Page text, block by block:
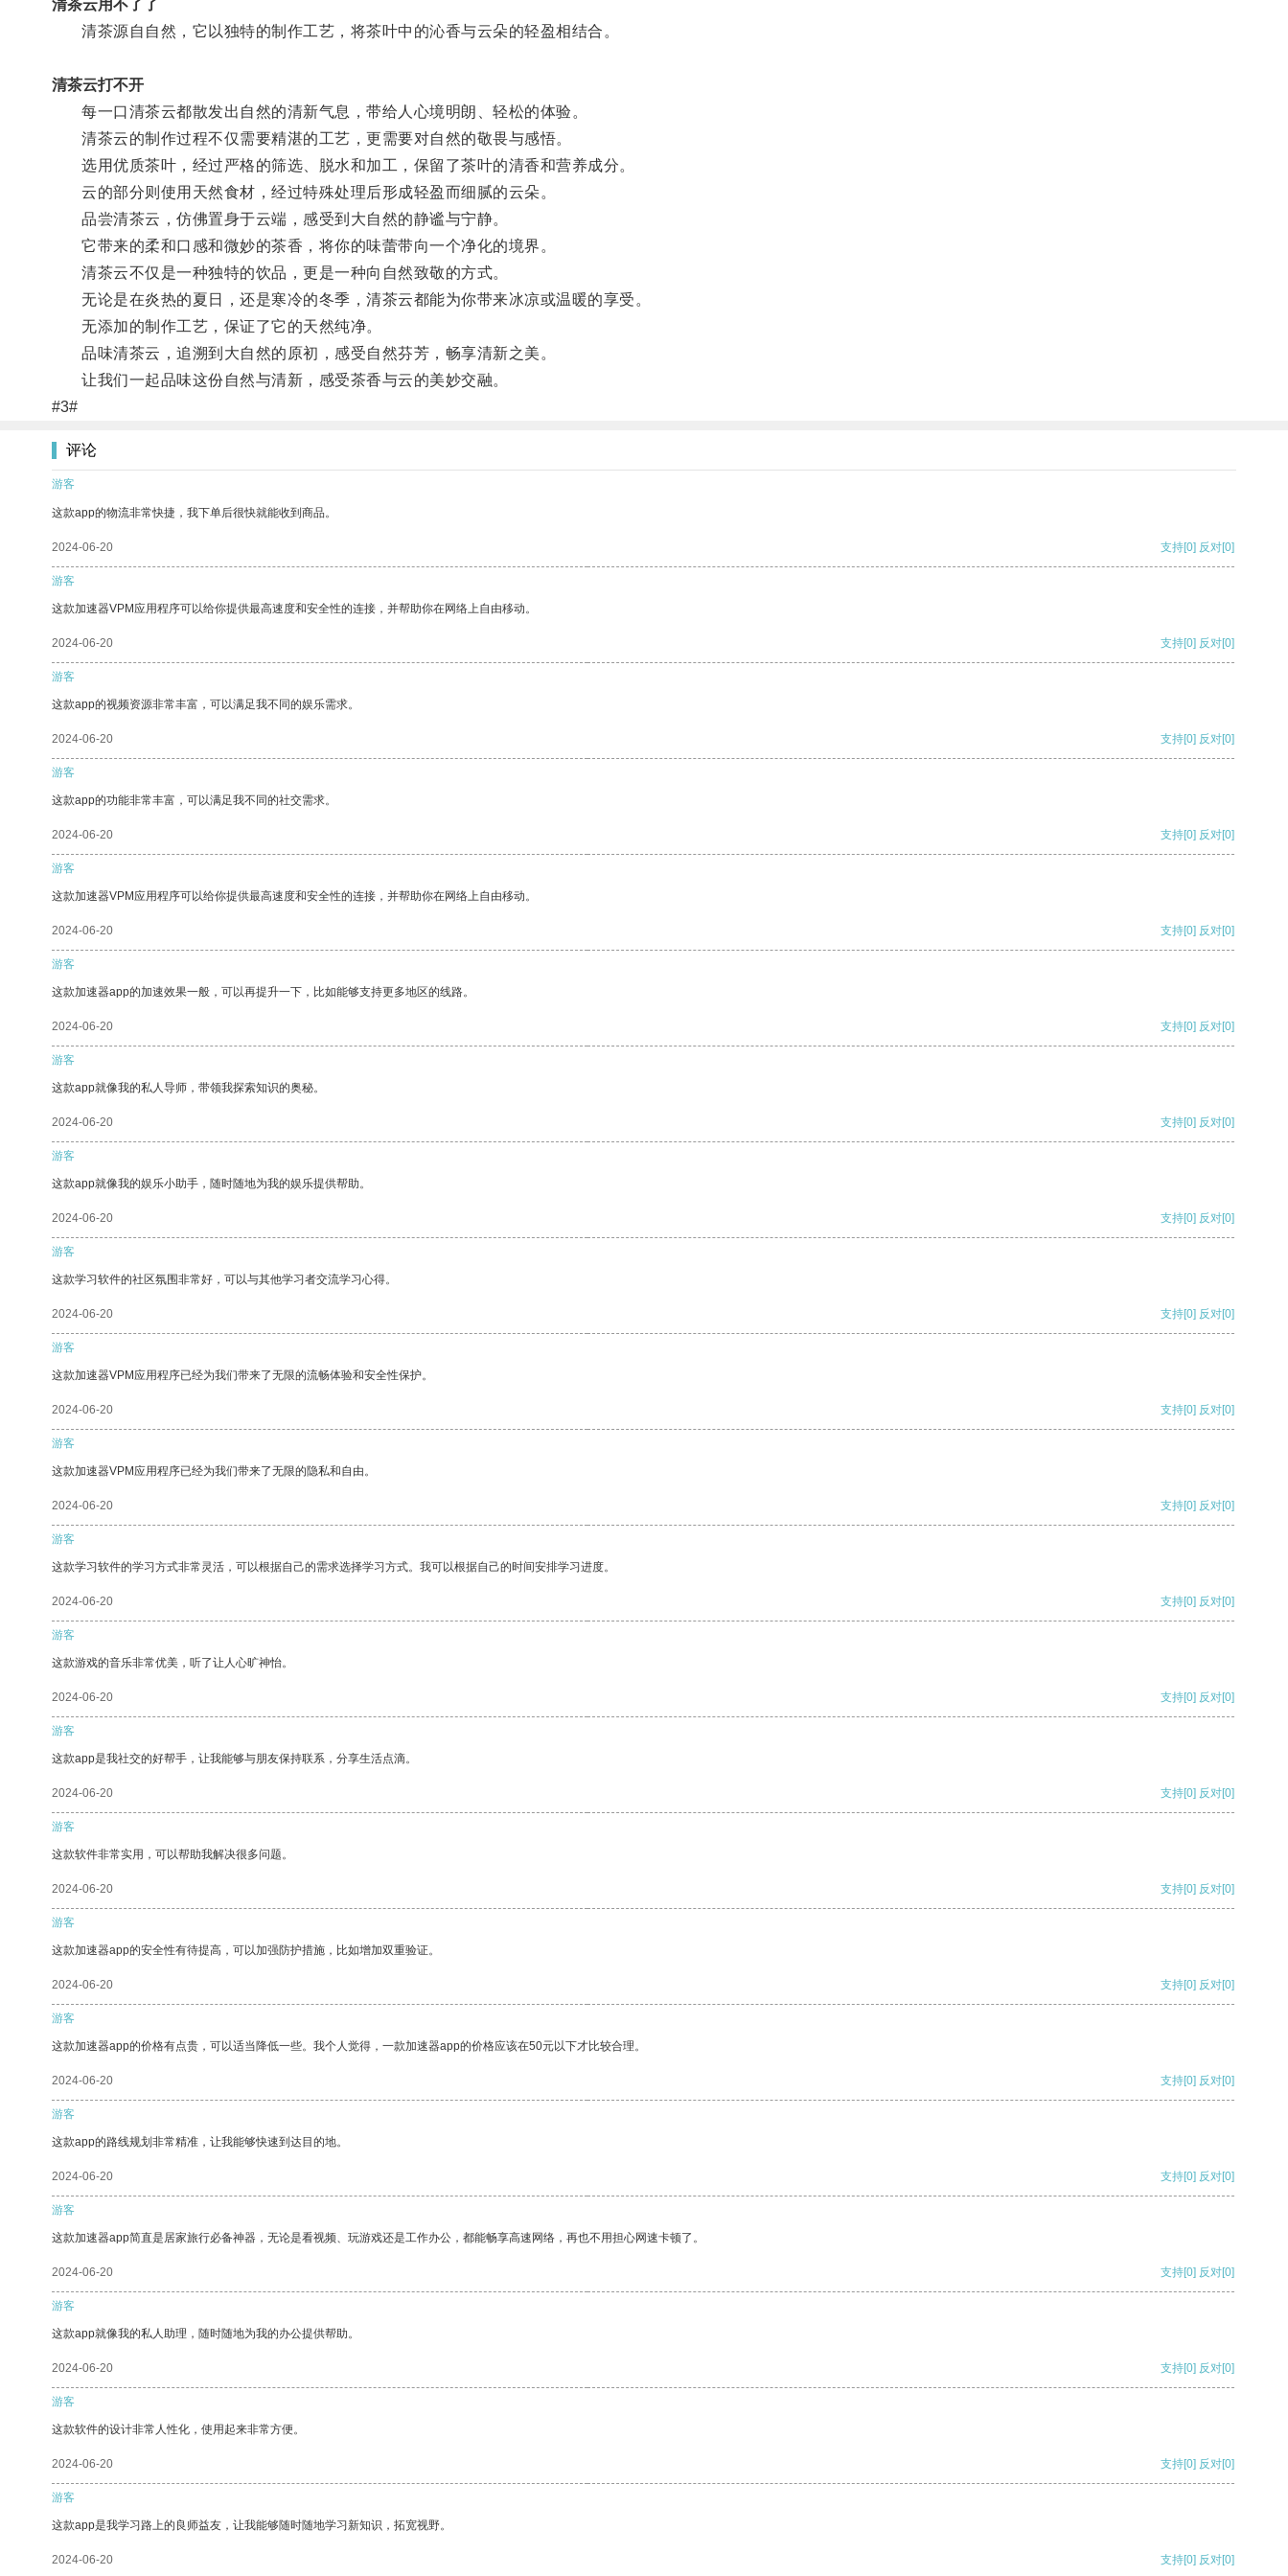
清茶云用不了了
清茶源自自然，它以独特的制作工艺，将茶叶中的沁香与云朵的轻盈相结合。
清茶云打不开
每一口清茶云都散发出自然的清新气息，带给人心境明朗、轻松的体验。
清茶云的制作过程不仅需要精湛的工艺，更需要对自然的敬畏与感悟。
选用优质茶叶，经过严格的筛选、脱水和加工，保留了茶叶的清香和营养成分。
云的部分则使用天然食材，经过特殊处理后形成轻盈而细腻的云朵。
品尝清茶云，仿佛置身于云端，感受到大自然的静谧与宁静。
它带来的柔和口感和微妙的茶香，将你的味蕾带向一个净化的境界。
清茶云不仅是一种独特的饮品，更是一种向自然致敬的方式。
无论是在炎热的夏日，还是寒冷的冬季，清茶云都能为你带来冰凉或温暖的享受。
无添加的制作工艺，保证了它的天然纯净。
品味清茶云，追溯到大自然的原初，感受自然芬芳，畅享清新之美。
让我们一起品味这份自然与清新，感受茶香与云的美妙交融。
#3#
评论
游客
这款app的物流非常快捷，我下单后很快就能收到商品。
2024-06-20 支持[0] 反对[0]
游客
这款加速器VPM应用程序可以给你提供最高速度和安全性的连接，并帮助你在网络上自由移动。
2024-06-20 支持[0] 反对[0]
游客
这款app的视频资源非常丰富，可以满足我不同的娱乐需求。
2024-06-20 支持[0] 反对[0]
游客
这款app的功能非常丰富，可以满足我不同的社交需求。
2024-06-20 支持[0] 反对[0]
游客
这款加速器VPM应用程序可以给你提供最高速度和安全性的连接，并帮助你在网络上自由移动。
2024-06-20 支持[0] 反对[0]
游客
这款加速器app的加速效果一般，可以再提升一下，比如能够支持更多地区的线路。
2024-06-20 支持[0] 反对[0]
游客
这款app就像我的私人导师，带领我探索知识的奥秘。
2024-06-20 支持[0] 反对[0]
游客
这款app就像我的娱乐小助手，随时随地为我的娱乐提供帮助。
2024-06-20 支持[0] 反对[0]
游客
这款学习软件的社区氛围非常好，可以与其他学习者交流学习心得。
2024-06-20 支持[0] 反对[0]
游客
这款加速器VPM应用程序已经为我们带来了无限的流畅体验和安全性保护。
2024-06-20 支持[0] 反对[0]
游客
这款加速器VPM应用程序已经为我们带来了无限的隐私和自由。
2024-06-20 支持[0] 反对[0]
游客
这款学习软件的学习方式非常灵活，可以根据自己的需求选择学习方式。我可以根据自己的时间安排学习进度。
2024-06-20 支持[0] 反对[0]
游客
这款游戏的音乐非常优美，听了让人心旷神怡。
2024-06-20 支持[0] 反对[0]
游客
这款app是我社交的好帮手，让我能够与朋友保持联系，分享生活点滴。
2024-06-20 支持[0] 反对[0]
游客
这款软件非常实用，可以帮助我解决很多问题。
2024-06-20 支持[0] 反对[0]
游客
这款加速器app的安全性有待提高，可以加强防护措施，比如增加双重验证。
2024-06-20 支持[0] 反对[0]
游客
这款加速器app的价格有点贵，可以适当降低一些。我个人觉得，一款加速器app的价格应该在50元以下才比较合理。
2024-06-20 支持[0] 反对[0]
游客
这款app的路线规划非常精准，让我能够快速到达目的地。
2024-06-20 支持[0] 反对[0]
游客
这款加速器app简直是居家旅行必备神器，无论是看视频、玩游戏还是工作办公，都能畅享高速网络，再也不用担心网速卡顿了。
2024-06-20 支持[0] 反对[0]
游客
这款app就像我的私人助理，随时随地为我的办公提供帮助。
2024-06-20 支持[0] 反对[0]
游客
这款软件的设计非常人性化，使用起来非常方便。
2024-06-20 支持[0] 反对[0]
游客
这款app是我学习路上的良师益友，让我能够随时随地学习新知识，拓宽视野。
2024-06-20 支持[0] 反对[0]